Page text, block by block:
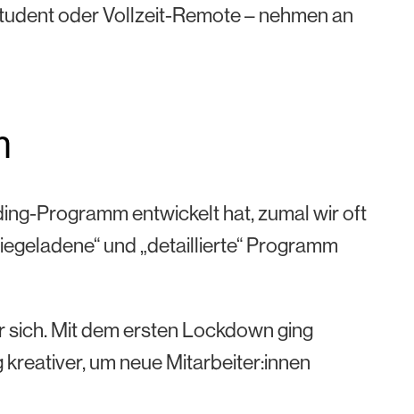
oder Vollzeit-Remote – nehmen an
Programm entwickelt hat, zumal wir oft
und „detaillierte“ Programm
Mit dem ersten Lockdown ging
um neue Mitarbeiter:innen